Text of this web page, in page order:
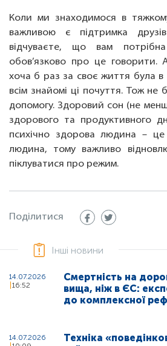
Коли ми знаходимося в
важливою є підтримка
відчуваєте, що вам
обов’язково про це
хоча б раз за своє життя була в
всім знайомі ці почуття. Тож не
допомогу. Здоровий сон (не
здорового та продуктивного
психічно здорова людина –
людина, тому важливо
піклуватися про режим.
Поділитися
Інші новини
14.07.2026
16:52
Смертність на
вища, ніж в ЄС:
до комплексної
14.07.2026
Техніка